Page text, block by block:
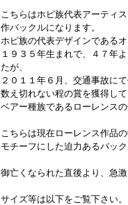
こちらはホピ族代表アーティ
作バックルになります。
ホピ族の代表デザインである
１９３５年生まれで、４７年
たが、
２０１１年６月、交通事故に
数え切れない程の賞を獲得し
ベアー種族であるローレンス
こちらは現在ローレンス作品
モチーフにした迫力あるバッ
御亡くなられた直後より、急
サイズ等は以下をご覧下さい。